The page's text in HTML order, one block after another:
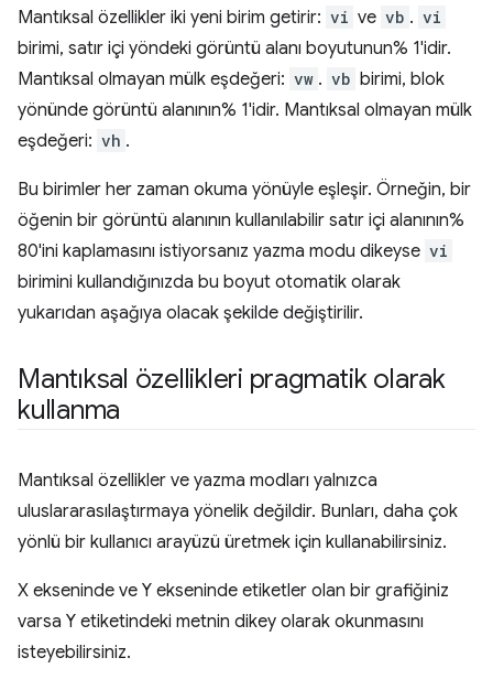
Mantıksal özellikler iki yeni birim getirir: vi ve vb . vi
birimi, satır içi yöndeki görüntü alanı boyutunun% 1'idir.
Mantıksal olmayan mülk eşdeğeri: vw . vb birimi, blok
yönünde görüntü alanının% 1'idir. Mantıksal olmayan mülk
eşdeğeri: vh .
Bu birimler her zaman okuma yönüyle eşleşir. Örneğin, bir
öğenin bir görüntü alanının kullanılabilir satır içi alanının%
80'ini kaplamasını istiyorsanız yazma modu dikeyse vi
birimini kullandığınızda bu boyut otomatik olarak
yukarıdan aşağıya olacak şekilde değiştirilir.
Mantıksal özellikleri pragmatik olarak
kullanma
Mantıksal özellikler ve yazma modları yalnızca
uluslararasılaştırmaya yönelik değildir. Bunları, daha çok
yönlü bir kullanıcı arayüzü üretmek için kullanabilirsiniz.
X ekseninde ve Y ekseninde etiketler olan bir grafiğiniz
varsa Y etiketindeki metnin dikey olarak okunmasını
isteyebilirsiniz.